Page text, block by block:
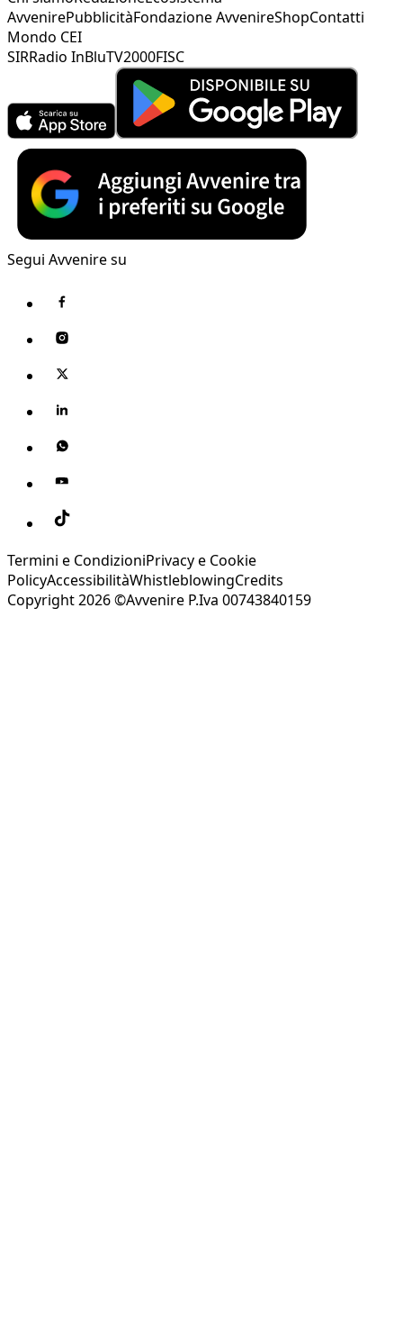
AvvenirePubblicitàFondazione AvvenireShopContatti
Mondo CEI
SIRRadio InBluTV2000FISC
Segui Avvenire su
Termini e CondizioniPrivacy e Cookie
PolicyAccessibilitàWhistleblowingCredits
Copyright 2026 ©Avvenire P.Iva 00743840159